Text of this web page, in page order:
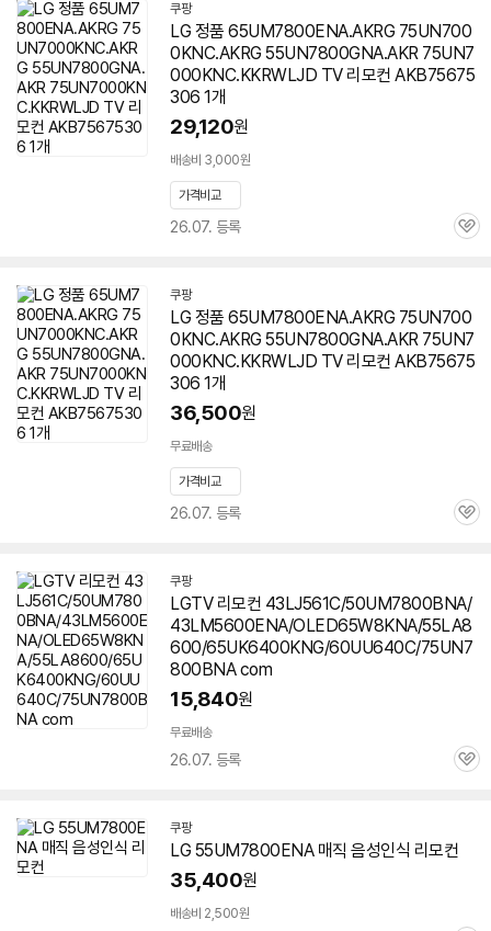
쿠팡
LG 정품 65UM7800ENA.AKRG 75UN700
0KNC.AKRG 55UN7800GNA.AKR 75UN7
000KNC.KKRWLJD TV 리모컨 AKB75675
306 1개
29,120원
배송비 3,000원
가격비교
26.07. 등록
관
쿠팡
LG 정품 65UM7800ENA.AKRG 75UN700
0KNC.AKRG 55UN7800GNA.AKR 75UN7
000KNC.KKRWLJD TV 리모컨 AKB75675
306 1개
36,500원
무료배송
가격비교
26.07. 등록
관
쿠팡
LGTV 리모컨 43LJ561C/50UM7800BNA/
43LM5600ENA/OLED65W8KNA/55LA8
600/65UK6400KNG/60UU640C/75UN7
800BNA com
15,840원
무료배송
26.07. 등록
관
쿠팡
LG 55UM7800ENA매직 음성인식 리모컨
35,400원
배송비 2,500원